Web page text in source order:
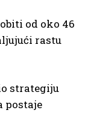
od oko 46
rastu
strategiju
postaje